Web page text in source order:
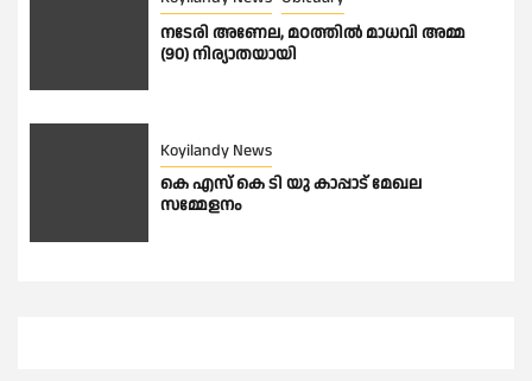
നടേരി അണേല, മഠത്തിൽ മാധവി അമ്മ
(90) നിര്യാതയായി
Koyilandy News
കെ എസ് കെ ടി യു കാപ്പാട് മേഖല
സമ്മേളനം